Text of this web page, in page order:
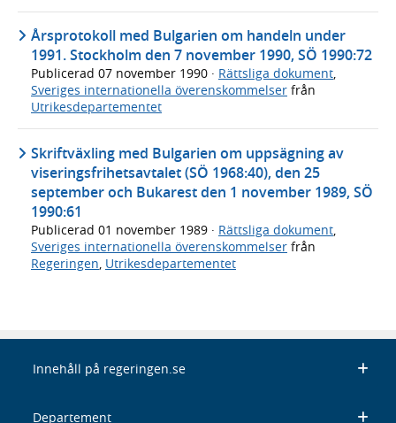
Årsprotokoll med Bulgarien om handeln under
1991. Stockholm den 7 november 1990, SÖ 1990:72
Publicerad 07 november 1990 · Rättsliga dokument,
Sveriges internationella överenskommelser från
Utrikesdepartementet
Skriftväxling med Bulgarien om uppsägning av
viseringsfrihetsavtalet (SÖ 1968:40), den 25
september och Bukarest den 1 november 1989, SÖ
1990:61
Publicerad 01 november 1989 · Rättsliga dokument
Sveriges internationella överenskommelser från
Regeringen Utrikesdepartementet
Innehåll på regeringen.se
Departement